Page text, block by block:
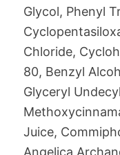
Glycol, Phenyl
Chloride,
80, Benzyl
Glyceryl
Juice,
Angelica